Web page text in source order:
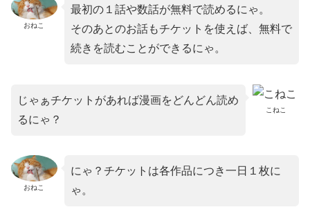
おねこ
最初の１話や数話が無料で読めるにゃ。
そのあとのお話もチケットを使えば、無料で
続きを読むことができるにゃ。
こねこ
じゃぁチケットがあれば漫画をどんどん読め
るにゃ？
おねこ
にゃ？チケットは各作品につき一日１枚に
ゃ。